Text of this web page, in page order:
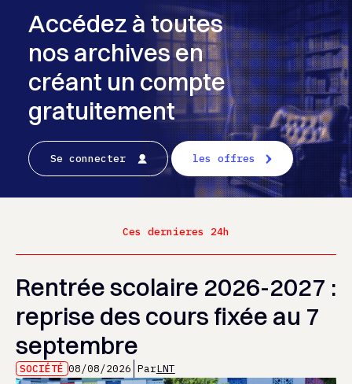
Accédez à toutes
nos archives en
créant un compte
gratuitement
Se connecter les offres
Ces dernieres 24h
Rentrée scolaire 2026-2027 :
reprise des cours fixée au 7
septembre
SOCIÉTÉ 08/08/2026 ParLNT